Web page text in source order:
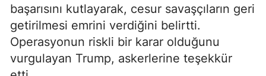
başarısını kutlayarak, cesur savaşçıların geri
getirilmesi emrini verdiğini belirtti.
Operasyonun riskli bir karar olduğunu
vurgulayan Trump, askerlerine teşekkür